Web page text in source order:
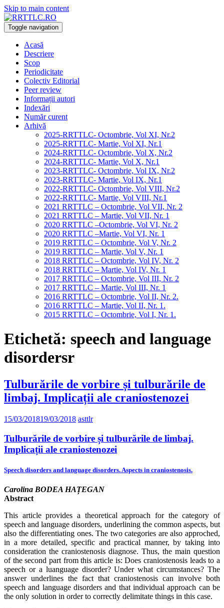
Skip to main content
Toggle navigation
Acasă
Descriere
Scop
Periodicitate
Colectiv Editorial
Peer review
Informații autori
Indexări
Număr curent
Arhivă
2025-RRTTLC- Octombrie, Vol XI, Nr.2
2025-RRTTLC- Martie, Vol XI, Nr.1
2024-RRTTLC- Octombrie, Vol X, Nr.2
2024-RRTTLC- Martie, Vol X, Nr.1
2023-RRTTLC- Octombrie, Vol IX, Nr.2
2023-RRTTLC- Martie, Vol IX, Nr.1
2022-RRTTLC- Octombrie, Vol VIII, Nr.2
2022-RRTTLC- Martie, Vol VIII, Nr.1
2021 RRTTLC – Octombrie, Vol VII, Nr. 2
2021 RRTTLC – Martie, Vol VII, Nr. 1
2020 RRTTLC –Octombrie, Vol VI, Nr. 2
2020 RRTTLC –Martie, Vol VI, Nr. 1
2019 RRTTLC – Octombrie, Vol V, Nr. 2
2019 RRTTLC – Martie, Vol V, Nr. 1
2018 RRTTLC – Octombrie, Vol IV, Nr. 2
2018 RRTTLC – Martie, Vol IV, Nr. 1
2017 RRTTLC – Octombrie, Vol III, Nr. 2
2017 RRTTLC – Martie, Vol III, Nr. 1
2016 RRTTLC – Octombrie, Vol II, Nr. 2.
2016 RRTTLC – Martie, Vol II, Nr. 1.
2015 RRTTLC – Octombrie, Vol I, Nr. 1.
Etichetă: speech and language
disordersr
Tulburările de vorbire și tulburările de
limbaj. Implicații ale craniostenozei
15/03/201819/03/2018 asttlr
Tulburările de vorbire și tulburările de limbaj.
Implicații ale craniostenozei
Speech disorders and language disorders. Aspects in craniostenosis.
Carolina BODEA HAȚEGAN
Abstract
This article provides a theoretical approach for the category of
speech and language disorders, underlining the common aspects, but
also the differentiating ones. The two categories are also approched,
in a more detailed, specific and practical manner, by taking into
consideration the craniostenosis diagnose. Thus, the main question
of the second part from this article is: Does craniostenosis leads to a
speech or a luanguage disorder? Under what circumstances? The
answer underlines the fact that craniostenosis can involve both
speech and language disorders and that individual approach can be
the only solution in order to correctly delimitate things in this case.